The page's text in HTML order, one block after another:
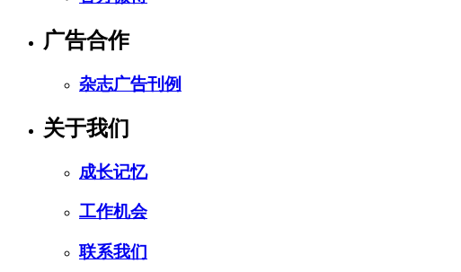
广告合作
杂志广告刊例
关于我们
成长记忆
工作机会
联系我们